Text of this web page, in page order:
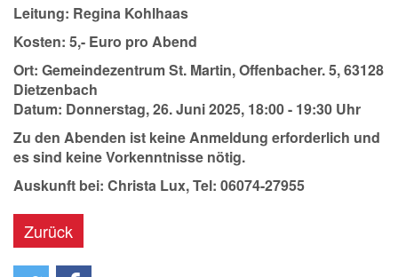
Leitung: Regina Kohlhaas
Kosten: 5,- Euro pro Abend
Ort: Gemeindezentrum St. Martin, Offenbacher. 5, 63128
Dietzenbach
Datum: Donnerstag, 26. Juni 2025, 18:00 - 19:30 Uhr
Zu den Abenden ist keine Anmeldung erforderlich und
es sind keine Vorkenntnisse nötig.
Auskunft bei: Christa Lux, Tel: 06074-27955
Zurück